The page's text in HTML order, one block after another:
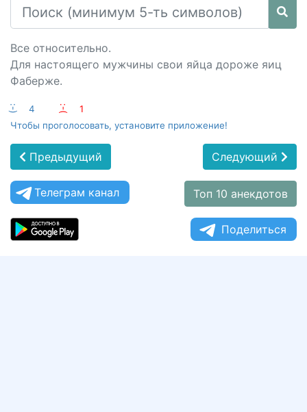
Все относительно.
Для настоящего мужчины свои яйца дороже яиц
Фаберже.
:-) 4 :-(
1
Чтобы проголосовать, установите приложение!
Предыдущий Следующий
Телеграм канал Топ 10 анекдотов
Поделиться